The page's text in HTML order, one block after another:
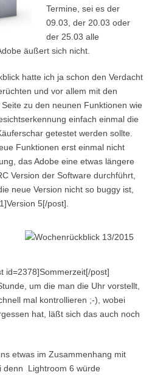
Termine, sei es der
09.03, der 20.03 oder
der 25.03 alle
äußert sich nicht.
hatte ich ja schon den Verdacht
und vor allem mit den
zu den neunen Funktionen wie
einfach einmal die
getestet werden sollte.
Funktionen erst einmal nicht
das Adobe eine etwas längere
Version der Software durchführt,
neue Version nicht so buggy ist,
5[/post].
id=2378]Sommerzeit[/post]
um die man die Uhr vorstellt,
mal kontrollieren ;-), wobei
hat, läßt sich das auch noch
etwas im Zusammenhang mit
denn Lightroom 6 würde